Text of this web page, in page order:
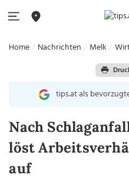
Home Nachrichten Melk
tips.at als
Nach
löst
auf